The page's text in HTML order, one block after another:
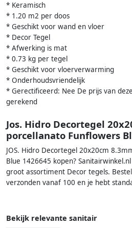
* Keramisch
* 1.20 m2 per doos
* Geschikt voor wand en vloer
* Decor Tegel
* Afwerking is mat
* 0.73 kg per tegel
* Geschikt voor vloerverwarming
* Onderhoudsvriendelijk
* Gerectificeerd: Nee De prijs van
gerekend
Jos. Hidro Decortegel
porcellanato Funflowers
JOS. Hidro Decortegel 20x20cm
Blue 1426645 kopen?
groot assortiment Decor tegels.
verzonden vanaf 100 en je hebt
Bekijk relevante sanitair